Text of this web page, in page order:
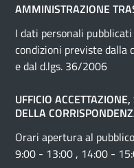
AMMINISTRAZIONE
I dati personali
condizioni previste
e dal d.lgs. 36/2006
UFFICIO
DELLA
Orari apertura al
9:00 - 13:00 , 14:00 -